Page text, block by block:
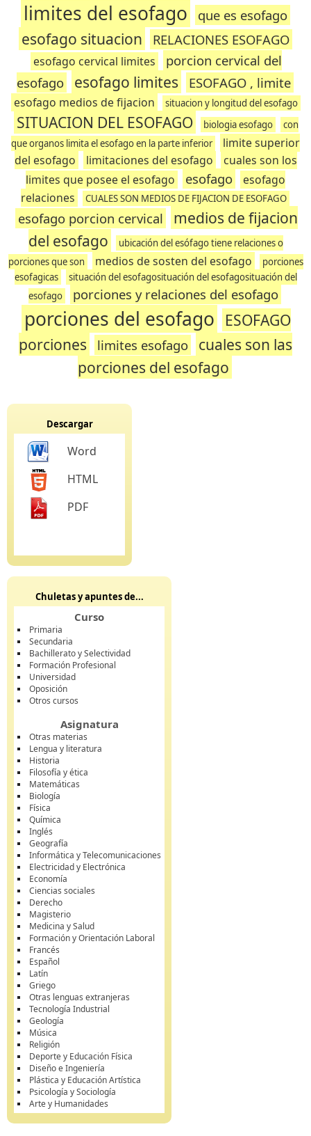
limites del esofago que es esofago
esofago situacion RELACIONES ESOFAGO
esofago cervical limites
porcion cervical del
esofago
esofago limites ESOFAGO , limite
esofago medios de fijacion situacion y longitud del esofago
SITUACION DEL ESOFAGO biologia esofago
con
que organos limita el esofago en la parte inferior
limite superior
del esofago
limitaciones del esofago
cuales son los
limites que posee el esofago
esofago
esofago
relaciones
CUALES SON MEDIOS DE FIJACION DE ESOFAGO
esofago porcion cervical
medios de fijacion
del esofago
ubicación del esófago tiene relaciones o
porciones que son
medios de sosten del esofago
porciones
esofagicas
situación del esofagosituación del esofagosituación del
esofago
porciones y relaciones del esofago
porciones del esofago
ESOFAGO
porciones
limites esofago
cuales son las
porciones del esofago
Descargar
Word
HTML
PDF
Chuletas y apuntes de...
Curso
Primaria
Secundaria
Bachillerato y Selectividad
Formación Profesional
Universidad
Oposición
Otros cursos
Asignatura
Otras materias
Lengua y literatura
Historia
Filosofía y ética
Matemáticas
Biología
Física
Química
Inglés
Geografía
Informática y Telecomunicaciones
Electricidad y Electrónica
Economía
Ciencias sociales
Derecho
Magisterio
Medicina y Salud
Formación y Orientación Laboral
Francés
Español
Latín
Griego
Otras lenguas extranjeras
Tecnología Industrial
Geología
Música
Religión
Deporte y Educación Física
Diseño e Ingeniería
Plástica y Educación Artística
Psicología y Sociología
Arte y Humanidades